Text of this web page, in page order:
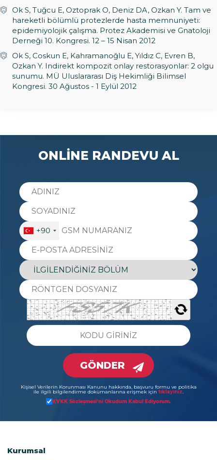
Ok S, Tuğcu E, Oztoprak O, Deniz DA, Ozkan Y. Tam ve
hareketli bölümlü protezlerde hasta memnuniyeti:
epidemiyolojik çalışma. Protez Akademisi ve Gnatoloji
Derneği 10. Kongresi. 12 – 15 Nisan 2012
Ok S, Coskun E, Kahramanoğlu E, Yıldız C, Evren B,
Ozkan Y. Indirekt kompozit onlay restorasyonlar: 2 olgu
sunumu. MÜ Uluslararası Diş Hekimliği Bilimsel
Kongresi. 30 Ağustos - 1 Eylül 2012
ONLİNE RANDEVU AL
+90
GÖNDER
Kişisel Verilerin Korunması Kanunu hakkında, başvuru formu ve politika
ile ilgili bilgilendirme dokümanlarına erişmek için tıklayınız.
KVKK Sözleşmesi’ni Okudum Kabul Ediyorum.
Kurumsal